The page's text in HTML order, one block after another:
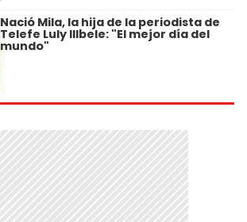
Nació Mila, la hija de la periodista de
Telefe Luly Illbele: "El mejor día del
mundo"